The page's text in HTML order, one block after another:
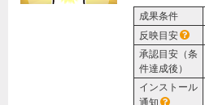
成果条件
反映目安
承認目安（条
件達成後）
インストール
通知